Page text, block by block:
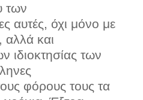
των
αυτές, όχι μόνο με
αλλά και
ιδιοκτησίας των
φόρους τους τα